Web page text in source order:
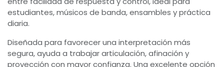
estudiantes, músicos de banda, ensambles y práctica
diaria.
Diseñada para favorecer una interpretación más
segura, ayuda a trabajar articulación, afinación y
proyección con mayor confianza. Una excelente opción